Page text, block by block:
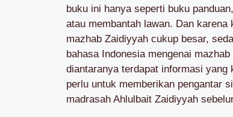
buku ini hanya seperti buku
atau membantah lawan. Dan karena
mazhab Zaidiyyah cukup besar,
bahasa Indonesia mengenai
diantaranya terdapat informasi
perlu untuk memberikan pengantar
madrasah Ahlulbait Zaidiyyah